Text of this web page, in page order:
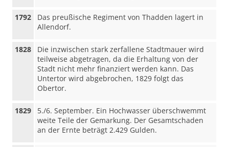
1792
Das preußische Regiment von Thadden lagert in
Allendorf.
1828
Die inzwischen stark zerfallene Stadtmauer wird
teilweise abgetragen, da die Erhaltung von der
Stadt nicht mehr finanziert werden kann. Das
Untertor wird abgebrochen, 1829 folgt das
Obertor.
1829
5./6. September. Ein Hochwasser überschwemmt
weite Teile der Gemarkung. Der Gesamtschaden
an der Ernte beträgt 2.429 Gulden.